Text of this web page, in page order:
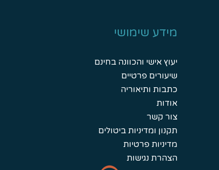
מידע שימושי
יעוץ אישי והכוונה בחינם
שיעורים פרטיים
כתבות ותיאוריה
אודות
צור קשר
תקנון ומדיניות ביטולים
מדיניות פרטיות
הצהרת נגישות